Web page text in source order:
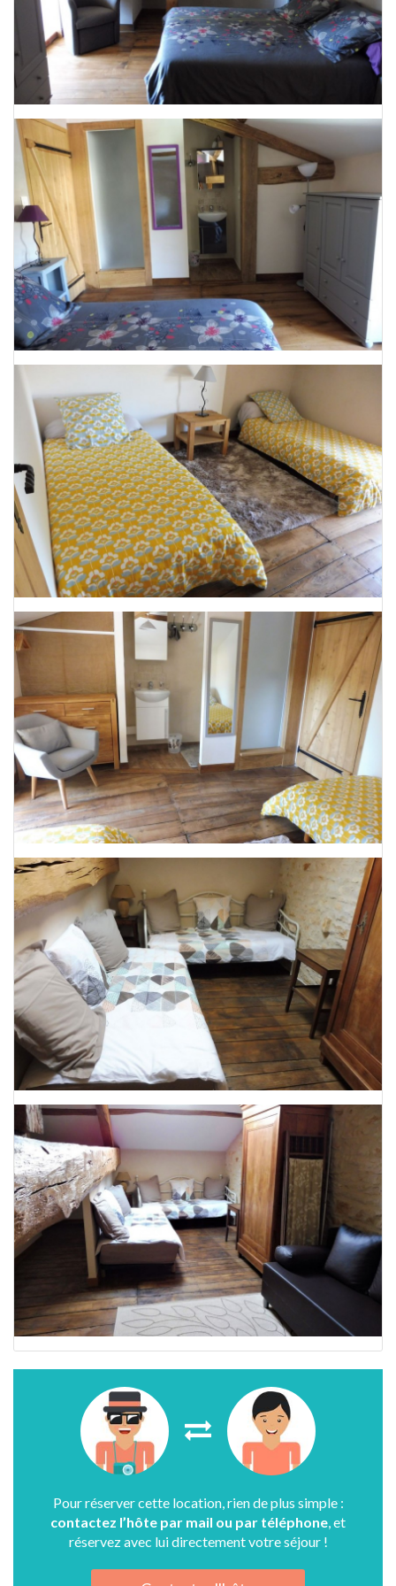
Pour réserver cette location, rien de plus simple :
contactez l’hôte par mail ou par téléphone, et
réservez avec lui directement votre séjour !